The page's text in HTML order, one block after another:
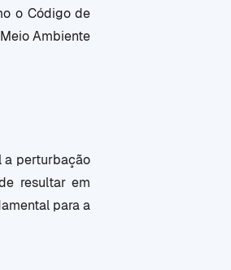
o Código de
Ambiente
a perturbação
resultar em
para a